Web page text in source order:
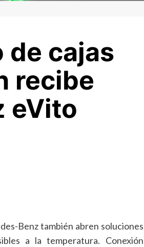
de cajas
recibe
eVito
Benz también abren soluciones
a la temperatura. Conexión